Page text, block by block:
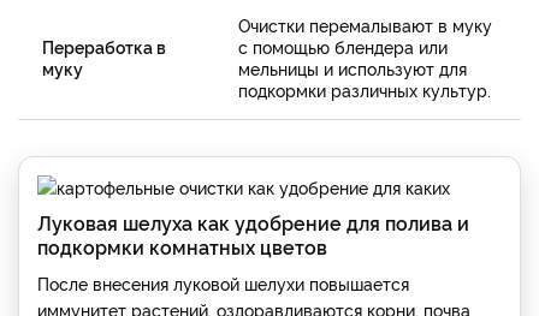
Переработка в
муку
Очистки перемалывают в муку
с помощью блендера или
мельницы и используют для
подкормки различных культур.
Луковая шелуха как удобрение для полива и
подкормки комнатных цветов
После внесения луковой шелухи повышается
иммунитет растений, оздоравливаются корни, почва